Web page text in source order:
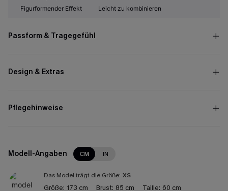
Figurformender Effekt Leicht zu kombinieren
Passform & Tragegefühl
Design & Extras
Pflegehinweise
Modell-Angaben CM IN
Das Model trägt die Größe: XS
Größe: 173 cm Brust: 85 cm Taille: 60 cm